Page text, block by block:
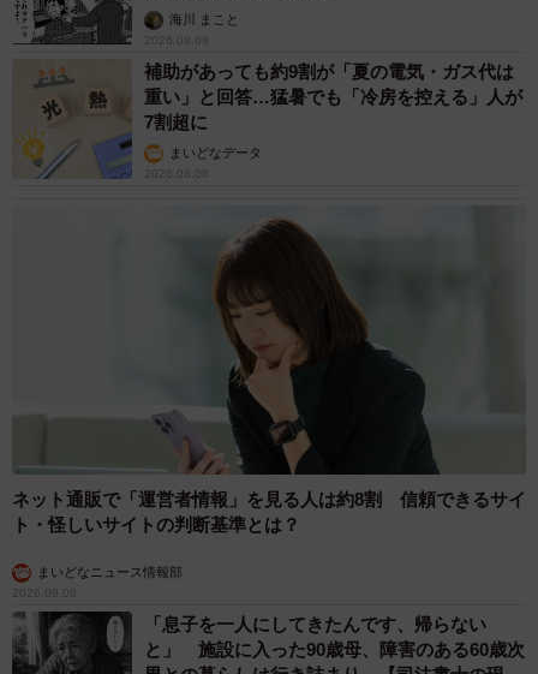
海川 まこと
2026.08.09
補助があっても約9割が「夏の電気・ガス代は
重い」と回答…猛暑でも「冷房を控える」人が
7割超に
まいどなデータ
2026.08.08
ネット通販で「運営者情報」を見る人は約8割 信頼できるサイ
ト・怪しいサイトの判断基準とは？
まいどなニュース情報部
2026.08.08
「息子を一人にしてきたんです、帰らない
と」 施設に入った90歳母、障害のある60歳次